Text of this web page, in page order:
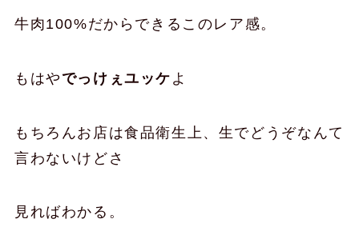
牛肉100%だからできるこのレア感。
もはや でっけぇユッケ よ
もちろんお店は食品衛生上、生でどうぞなんて
言わないけどさ
見ればわかる。